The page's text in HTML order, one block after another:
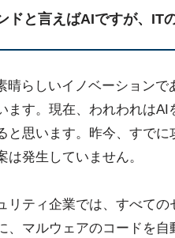
ドと言えばAIですが、IT
晴らしいイノベーション
ます。現在、われわれは
と思います。昨今、すで
発生していません。
リティ企業では、すべて
、マルウェアのコードを自